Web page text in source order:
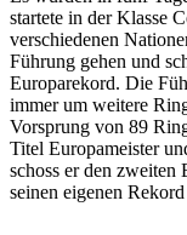
startete in der Klasse
verschiedenen
Führung gehen und
Europarekord. Die
immer um weitere
Vorsprung von 89
Titel Europameister
schoss er den zweiten
seinen eigenen